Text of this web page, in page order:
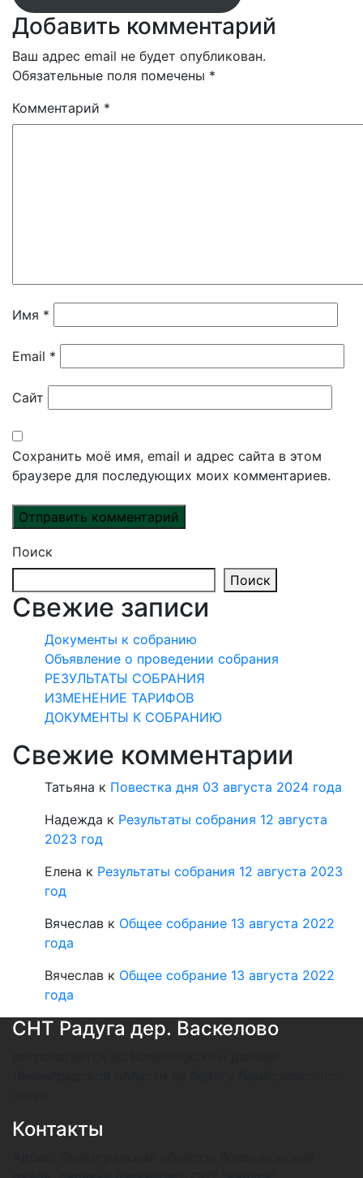
Добавить комментарий
Ваш адрес email не будет опубликован.
Обязательные поля помечены *
Комментарий *
Имя *
Email *
Сайт
Сохранить моё имя, email и адрес сайта в этом
браузере для последующих моих комментариев.
Поиск
Поиск
Свежие записи
Документы к собранию
Объявление о проведении собрания
РЕЗУЛЬТАТЫ СОБРАНИЯ
ИЗМЕНЕНИЕ ТАРИФОВ
ДОКУМЕНТЫ К СОБРАНИЮ
Свежие комментарии
Татьяна к Повестка дня 03 августа 2024 года
Надежда к Результаты собрания 12 августа
2023 год
Елена к Результаты собрания 12 августа 2023
год
Вячеслав к Общее собрание 13 августа 2022
года
Вячеслав к Общее собрание 13 августа 2022
года
СНТ Радуга дер. Васкелово
Контакты